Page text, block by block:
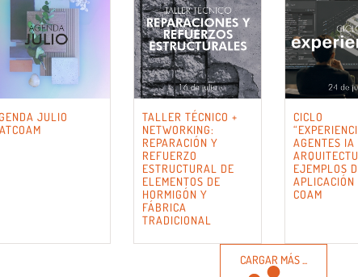
JULIO
TALLER TÉCNICO +
NETWORKING:
REPARACIÓN Y
REFUERZO
ESTRUCTURAL DE
ELEMENTOS DE
HORMIGÓN Y
FÁBRICA
TRADICIONAL
CICLO
AGENTES IA
EJEMPLOS
APLICACIÓN
COAM
CARGAR MÁS ...